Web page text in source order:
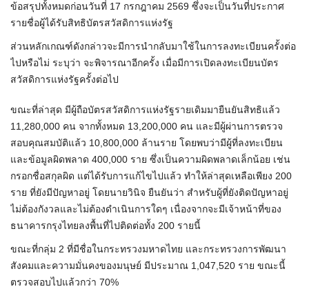
ข้อสรุปทั้งหมดก่อนวันที่ 17 กรกฎาคม 2569 ซึ่งจะเป็นวันที่ประกาศ
รายชื่อผู้ได้รับสิทธิบัตรสวัสดิการแห่งรัฐ
ส่วนหลักเกณฑ์ดังกล่าวจะมีการนำกลับมาใช้ในการลงทะเบียนครั้งต่อ
ไปหรือไม่ ระบุว่า จะพิจารณาอีกครั้ง เมื่อมีการเปิดลงทะเบียนบัตร
สวัสดิการแห่งรัฐครั้งต่อไป
ขณะที่ล่าสุด มีผู้ถือบัตรสวัสดิการแห่งรัฐรายเดิมมายืนยันสิทธิแล้ว
11,280,000 คน จากทั้งหมด 13,200,000 คน และมีผู้ผ่านการตรวจ
สอบคุณสมบัติแล้ว 10,800,000 ล้านราย โดยพบว่ามีผู้ที่ลงทะเบียน
และข้อมูลผิดพลาด 400,000 ราย ซึ่งเป็นความผิดพลาดเล็กน้อย เช่น
กรอกชื่อสกุลผิด แต่ได้รับการแก้ไขไปแล้ว ทำให้ล่าสุดเหลือเพียง 200
ราย ที่ยังมีปัญหาอยู่ โดยนายวินิจ ยืนยันว่า สำหรับผู้ที่ยังติดปัญหาอยู่
ไม่ต้องกังวลและไม่ต้องดำเนินการใดๆ เนื่องจากจะมีเจ้าหน้าที่ของ
ธนาคารกรุงไทยลงพื้นที่ไปติดต่อทั้ง 200 รายนี้
ขณะที่กลุ่ม 2 ที่มีชื่อในกระทรวงมหาดไทย และกระทรวงการพัฒนา
สังคมและความมั่นคงของมนุษย์ มีประมาณ 1,047,520 ราย ขณะนี้
ตรวจสอบไปแล้วกว่า 70%